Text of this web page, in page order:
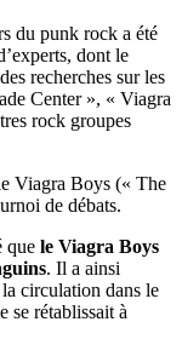
du punk rock a été
dont le
recherches sur les
Center », « Viagra
rock groupes
Viagra Boys (« The
de débats.
que le Viagra Boys
. Il a ainsi
circulation dans le
se rétablissait à